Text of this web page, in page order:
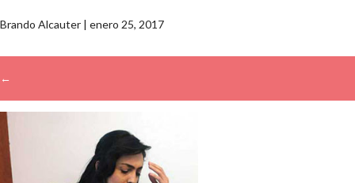
Brando Alcauter | enero 25, 2017
←
→